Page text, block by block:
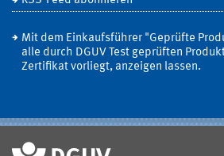
Mit dem Einkaufsführer "Geprüfte
alle durch DGUV Test geprüften
Zertifikat vorliegt, anzeigen lassen.